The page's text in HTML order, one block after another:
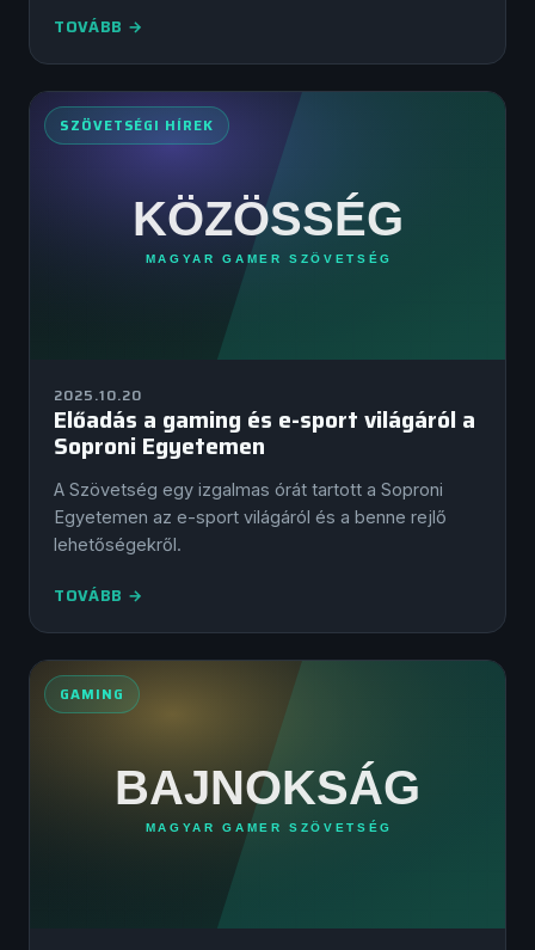
TOVÁBB →
SZÖVETSÉGI HÍREK
2025.10.20
Előadás a gaming és e-sport világáról a
Soproni Egyetemen
A Szövetség egy izgalmas órát tartott a Soproni
Egyetemen az e-sport világáról és a benne rejlő
lehetőségekről.
TOVÁBB →
GAMING